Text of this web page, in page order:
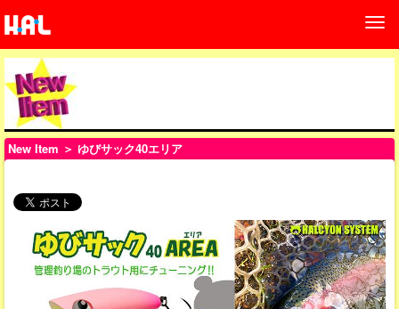
New Item ＞ ゆびサック40エリア